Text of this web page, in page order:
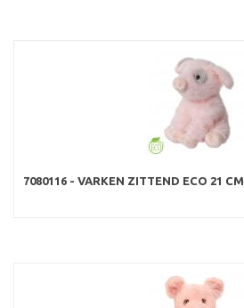
7080116 - VARKEN ZITTEND ECO 21 CM